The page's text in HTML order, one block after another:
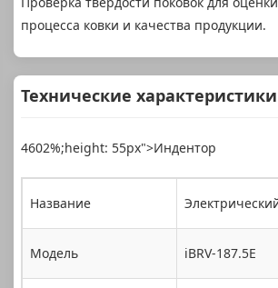
процесса ковки и качества продукции.
Технические характеристики
4602%;height: 55px">Индентор
Название
Модель iBRV-187.5E